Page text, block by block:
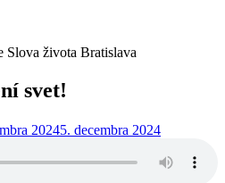
Slova života Bratislava
svet!
20245. decembra 2024